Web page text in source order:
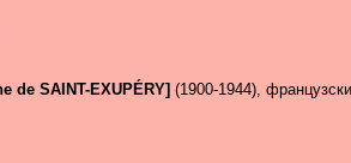
SAINT-EXUPÉRY] (1900-1944),